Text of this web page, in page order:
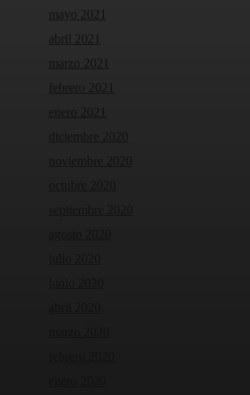
mayo 2021
abril 2021
marzo 2021